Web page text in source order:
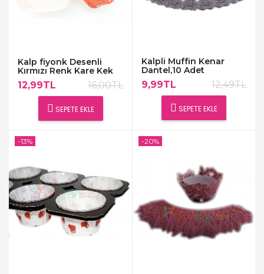
Kalp fiyonk Desenli
Kırmızı Renk Kare Kek
Kapsülü
12,99TL 16,00TL
SEPETE EKLE
Kalpli Muffin Kenar
Dantel,10 Adet
9,99TL 12,49TL
SEPETE EKLE
-13% -20%